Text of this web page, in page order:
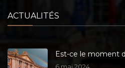
ACTUALITÉS
Est-ce le moment